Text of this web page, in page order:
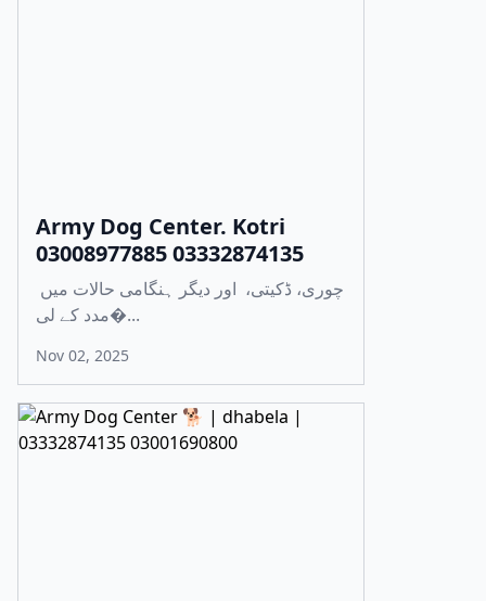
Army Dog Center. Kotri
03008977885 03332874135
مدد کے لی�...
Nov 02, 2025